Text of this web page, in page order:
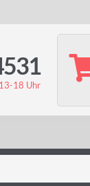
18 Uhr